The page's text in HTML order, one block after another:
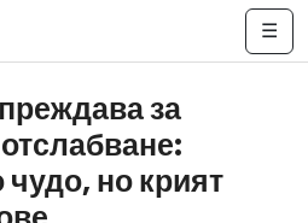
☰
за
чудо, но крият